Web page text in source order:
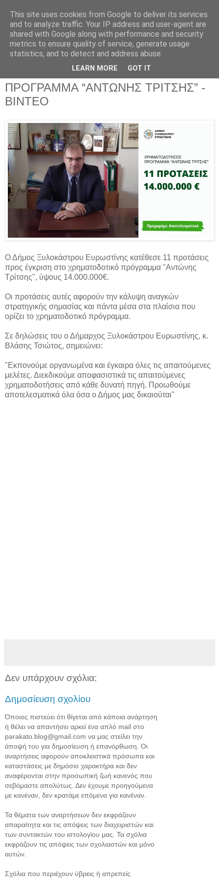
Parakato.gr
ΞΥΛΟΚΑΣΤΡΟ: 11 ΠΡΟΤΑΣΕΙΣ...
14.000.000€ ΓΙΑ ΕΡΓΑ ΣΤΟ
ΠΡΟΓΡΑΜΜΑ “ΑΝΤΩΝΗΣ ΤΡΙΤΣΗΣ” -
ΒΙΝΤΕΟ
Ο Δήμος Ξυλοκάστρου Ευρωστίνης κατέθεσε 11 προτάσεις
προς έγκριση στο χρηματοδοτικό πρόγραμμα "Αντώνης
Τρίτσης", ύψους 14.000.000€.
Οι προτάσεις αυτές αφορούν την κάλυψη αναγκών
στρατηγικής σημασίας και πάντα μέσα στα πλαίσια που
ορίζει το χρηματοδοτικό πρόγραμμα.
Σε δηλώσεις του ο Δήμαρχος Ξυλοκάστρου Ευρωστίνης, κ.
Βλάσης Τσιώτος, σημειώνει:
"Εκπονούμε οργανωμένα και έγκαιρα όλες τις απαιτούμενες
μελέτες. Διεκδικούμε αποφασιστικά τις απαιτούμενες
χρηματοδοτήσεις από κάθε δυνατή πηγή. Προωθούμε
αποτελεσματικά όλα όσα ο Δήμος μας δικαιούται"
Δεν υπάρχουν σχόλια:
Δημοσίευση σχολίου
Όποιος πιστεύει ότι θίγεται από κάποια ανάρτηση
ή θέλει να απαντήσει αρκεί ένα απλό mail στο
parakato.blog@gmail.com να μας στείλει την
άποψή του για δημοσίευση ή επανόρθωση. Οι
αναρτήσεις αφορούν αποκλειστικά πρόσωπα και
καταστάσεις με δημόσιο χαρακτήρα και δεν
αναφέρονται στην προσωπική ζωή κανενός που
σεβόμαστε απολύτως. Δεν έχουμε προηγούμενα
με κανέναν, δεν κρατάμε επόμενα για κανέναν.
Τα θέματα των αναρτήσεων δεν εκφράζουν
απαραίτητα και τις απόψεις των διαχειριστών και
των συντακτών του ιστολογίου μας. Τα σχόλια
εκφράζουν τις απόψεις των σχολιαστών και μόνο
αυτών.
Σχόλια που περιέχουν ύβρεις ή απρεπείς
This site uses cookies from Google to deliver its services
and to analyze traffic. Your IP address and user-agent are
shared with Google along with performance and security
metrics to ensure quality of service, generate usage
statistics, and to detect and address abuse.
LEARN MORE GOT IT